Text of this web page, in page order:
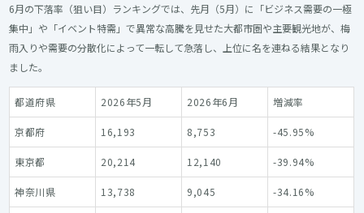
6月の下落率（狙い目）ランキングでは、先月（5月）に「ビジネス需要の一極
集中」や「イベント特需」で異常な高騰を見せた大都市圏や主要観光地が、梅
雨入りや需要の分散化によって一転して急落し、上位に名を連ねる結果となり
ました。
都道府県 2026年5月 2026年6月 増減率
京都府 16,193 8,753 -45.95%
東京都 20,214 12,140 -39.94%
神奈川県 13,738 9,045 -34.16%